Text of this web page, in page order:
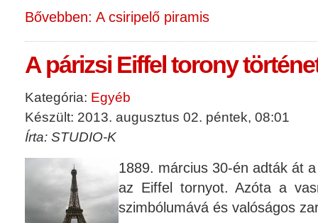
Bővebben: A csiripelő piramis
A párizsi Eiffel torony
Kategória: Egyéb
Készült: 2013. augusztus 02. péntek, 08:01
Írta: STUDIO-K
1889. március 30-én adták át
az Eiffel tornyot. Azóta a
szimbólumává és valóságos